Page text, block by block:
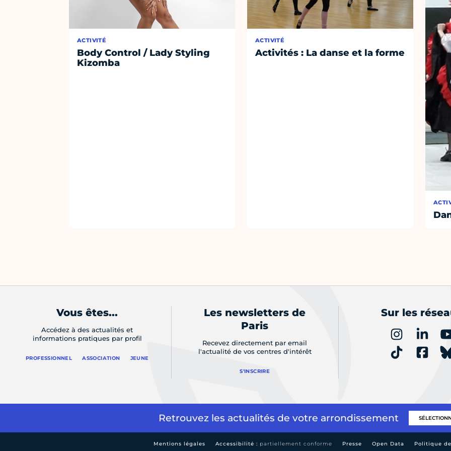
ACTIVITÉ
Body Control / Lady Styling
Kizomba
ACTIVITÉ
Activités : La danse et la forme
Vous êtes...
Accédez à des actualités et
informations pratiques par profil
PROFESSIONNEL ASSOCIATION JEUNE
Les newsletters de
Paris
Recevez directement par email
l'actualité de vos centres d'intérêt
S'INSCRIRE
Sur les
Retrouvez les actualités de votre arrondissement
Mentions légales Accessibilité : partiellement conforme Presse Open Data Politique